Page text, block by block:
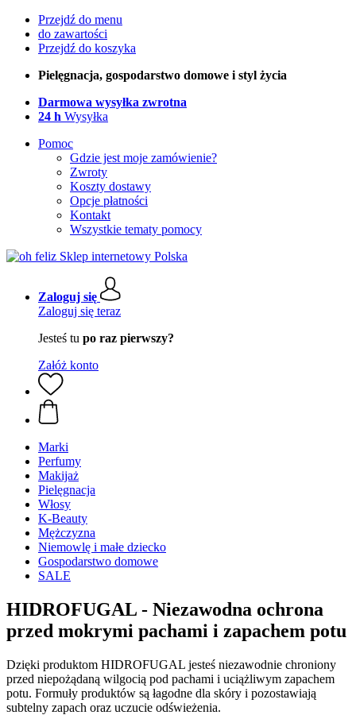
Przejdź do menu
do zawartości
Przejdź do koszyka
Pielęgnacja, gospodarstwo domowe i styl życia
Darmowa wysyłka zwrotna
24 h Wysyłka
Pomoc
Gdzie jest moje zamówienie?
Zwroty
Koszty dostawy
Opcje płatności
Kontakt
Wszystkie tematy pomocy
Zaloguj się
Zaloguj się teraz
Jesteś tu po raz pierwszy?
Załóż konto
Marki
Perfumy
Makijaż
Pielęgnacja
Włosy
K-Beauty
Mężczyzna
Niemowlę i małe dziecko
Gospodarstwo domowe
SALE
HIDROFUGAL - Niezawodna ochrona
przed mokrymi pachami i zapachem potu
Dzięki produktom HIDROFUGAL jesteś niezawodnie chroniony
przed niepożądaną wilgocią pod pachami i uciążliwym zapachem
potu. Formuły produktów są łagodne dla skóry i pozostawiają
subtelny zapach oraz uczucie odświeżenia.